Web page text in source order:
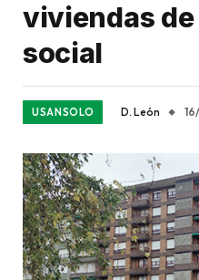
viviendas
social
USANSOLO D. León